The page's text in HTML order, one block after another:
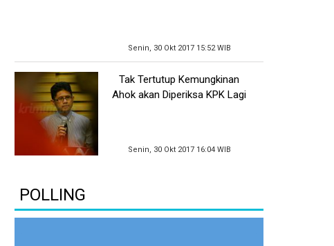
Senin, 30 Okt 2017 15:52 WIB
Tak Tertutup Kemungkinan
Ahok akan Diperiksa KPK Lagi
Senin, 30 Okt 2017 16:04 WIB
POLLING